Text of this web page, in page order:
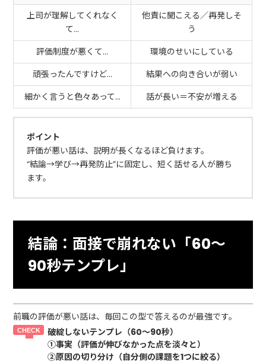
上司が理解してくれなく
て…
他責に聞こえる／再発しそ
う
評価制度が悪くて…
環境のせいにしている
頑張ったんですけど…
結果への向き合いが弱い
細かく言うと色々あって…
話が長い＝不安が増える
ポイント
評価が悪い話は、説明が長くなるほど負けます。
“結論→学び→再発防止”に固定し、短く話せる人が勝ち
ます。
結論：面接で崩れない「60〜
90秒テンプレ」
前職の評価が悪い話は、毎回この型で答えるのが最強です。
破綻しないテンプレ（60〜90秒）
①事実（評価が伸びなかった点を淡々と）
②原因の切り分け（自分側の課題を1つに絞る）